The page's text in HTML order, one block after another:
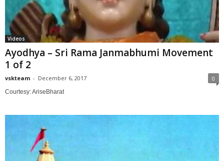
Videos
Ayodhya – Sri Rama Janmabhumi Movement
1 of 2
vskteam - December 6, 2017 0
Courtesy: AriseBharat